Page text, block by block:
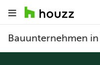
Bauunternehmen